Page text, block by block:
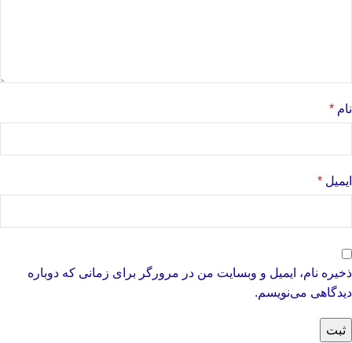
نام *
ایمیل *
ذخیره نام، ایمیل و وبسایت من در مرورگر برای زمانی که دوباره
دیدگاهی می‌نویسم.